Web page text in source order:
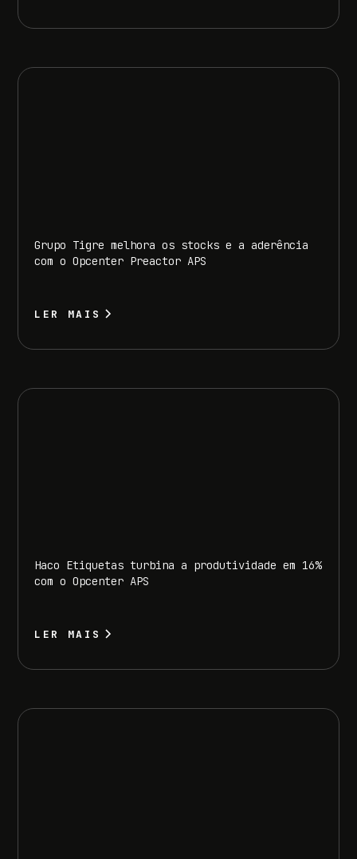
Grupo Tigre melhora os stocks e a aderência
com o Opcenter Preactor APS
LER MAIS
Haco Etiquetas turbina a produtividade em 16%
com o Opcenter APS
LER MAIS